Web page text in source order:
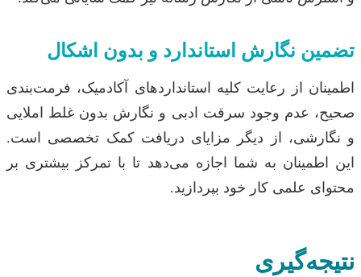
تضمین نگارش استاندارد و بدون اشکال
اطمینان از رعایت کلیه استانداردهای آکادمیک، فرمت‌بندی
صحیح، عدم وجود سرقت ادبی و نگارش بدون غلط املایی
و نگارشی، از دیگر مزایای دریافت کمک تخصصی است.
این اطمینان به شما اجازه می‌دهد تا با تمرکز بیشتری بر
محتوای علمی کار خود بپردازید.
نتیجه‌گیری